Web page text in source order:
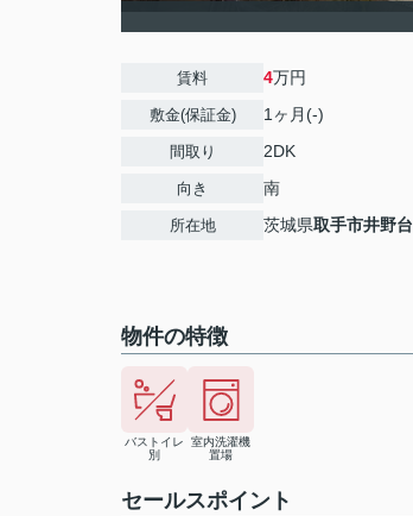
賃料 4万円
敷金(保証金) 1ヶ月(-)
間取り 2DK
向き 南
所在地 茨城県取手市井野台
物件の特徴
バストイレ
別
室内洗濯機
置場
セールスポイント